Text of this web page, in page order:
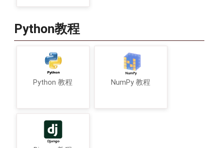
Python教程
Python 教程 NumPy 教程